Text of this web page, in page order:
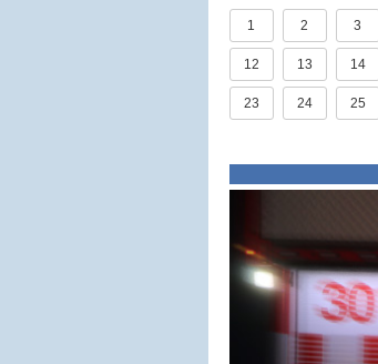
1 2 3
12 13 14
23 24 25